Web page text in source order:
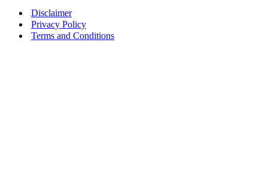
Disclaimer
Privacy Policy
Terms and Conditions